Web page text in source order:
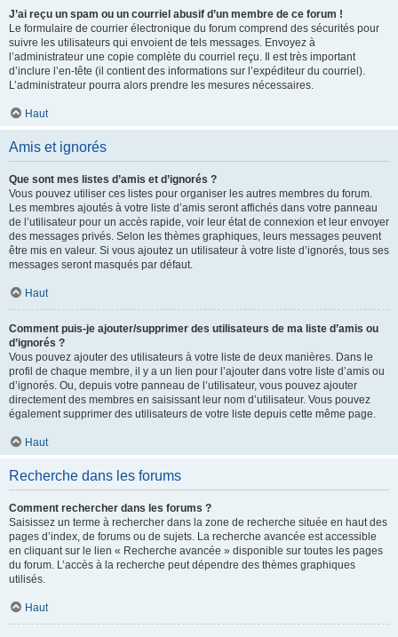
J’ai reçu un spam ou un courriel abusif d’un membre de ce forum !
Le formulaire de courrier électronique du forum comprend des sécurités pour
suivre les utilisateurs qui envoient de tels messages. Envoyez à
l’administrateur une copie complète du courriel reçu. Il est très important
d’inclure l’en-tête (il contient des informations sur l’expéditeur du courriel).
L’administrateur pourra alors prendre les mesures nécessaires.
Haut
Amis et ignorés
Que sont mes listes d’amis et d’ignorés ?
Vous pouvez utiliser ces listes pour organiser les autres membres du forum.
Les membres ajoutés à votre liste d’amis seront affichés dans votre panneau
de l’utilisateur pour un accès rapide, voir leur état de connexion et leur envoyer
des messages privés. Selon les thèmes graphiques, leurs messages peuvent
être mis en valeur. Si vous ajoutez un utilisateur à votre liste d’ignorés, tous ses
messages seront masqués par défaut.
Haut
Comment puis-je ajouter/supprimer des utilisateurs de ma liste d’amis ou
d’ignorés ?
Vous pouvez ajouter des utilisateurs à votre liste de deux manières. Dans le
profil de chaque membre, il y a un lien pour l’ajouter dans votre liste d’amis ou
d’ignorés. Ou, depuis votre panneau de l’utilisateur, vous pouvez ajouter
directement des membres en saisissant leur nom d’utilisateur. Vous pouvez
également supprimer des utilisateurs de votre liste depuis cette même page.
Haut
Recherche dans les forums
Comment rechercher dans les forums ?
Saisissez un terme à rechercher dans la zone de recherche située en haut des
pages d’index, de forums ou de sujets. La recherche avancée est accessible
en cliquant sur le lien « Recherche avancée » disponible sur toutes les pages
du forum. L’accès à la recherche peut dépendre des thèmes graphiques
utilisés.
Haut